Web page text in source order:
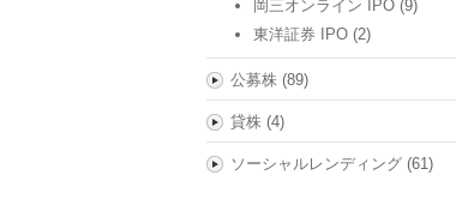
岡三オンライン IPO (9)
東洋証券 IPO (2)
公募株(89)
貸株(4)
ソーシャルレンディング(61)